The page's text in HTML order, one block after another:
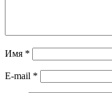
Имя *
E-mail *